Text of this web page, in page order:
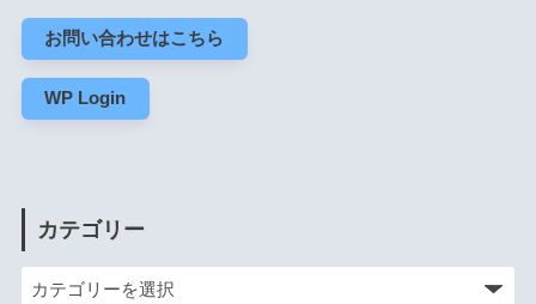
お問い合わせはこちら
WP Login
カテゴリー